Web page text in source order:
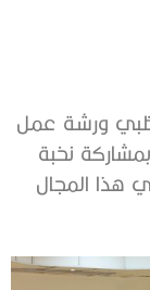
ورشة عمل
نخبة
هذا المجال